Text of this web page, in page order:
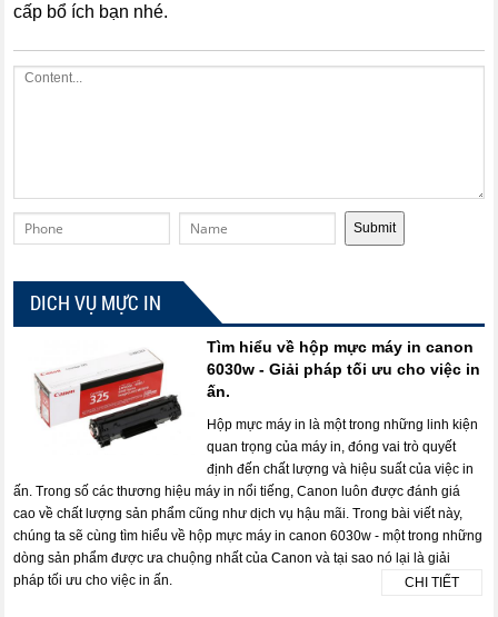
cấp bổ ích bạn nhé.
DICH VỤ MỰC IN
Tìm hiểu về hộp mực máy in canon
6030w - Giải pháp tối ưu cho việc in
ấn.
Hộp mực máy in là một trong những linh kiện
quan trọng của máy in, đóng vai trò quyết
định đến chất lượng và hiệu suất của việc in
ấn. Trong số các thương hiệu máy in nổi tiếng, Canon luôn được đánh giá
cao về chất lượng sản phẩm cũng như dịch vụ hậu mãi. Trong bài viết này,
chúng ta sẽ cùng tìm hiểu về hộp mực máy in canon 6030w - một trong những
dòng sản phẩm được ưa chuộng nhất của Canon và tại sao nó lại là giải
pháp tối ưu cho việc in ấn.
CHI TIẾT